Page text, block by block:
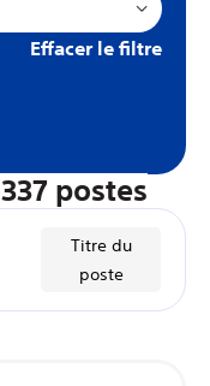
Effacer le filtre
337 postes
Titre du
poste